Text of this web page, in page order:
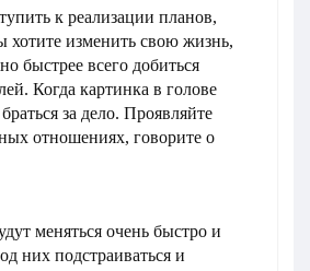
к реализации планов,
хотите изменить свою жизнь,
быстрее всего добиться
Когда картинка в голове
за дело. Проявляйте
отношениях, говорите о
меняться очень быстро и
них подстраиваться и